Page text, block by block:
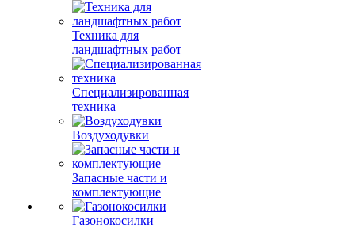
Техника для
ландшафтных работ
Специализированная
техника
Воздуходувки
Запасные части и
комплектующие
Газонокосилки